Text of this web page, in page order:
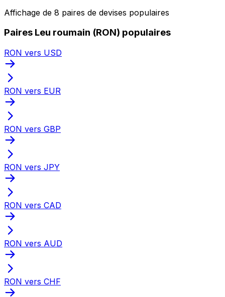
Affichage de 8 paires de devises populaires
Paires Leu roumain (RON) populaires
RON vers USD
RON vers EUR
RON vers GBP
RON vers JPY
RON vers CAD
RON vers AUD
RON vers CHF